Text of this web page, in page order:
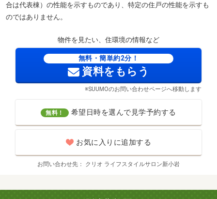
合は代表棟）の性能を示すものであり、特定の住戸の性能を示すも
のではありません。
物件を見たい、住環境の情報など
無料・簡単約2分！
資料をもらう
※SUUMOのお問い合わせページへ移動します
無料！ 希望日時を選んで見学予約する
お気に入りに追加する
お問い合わせ先 クリオ ライフスタイルサロン新小岩